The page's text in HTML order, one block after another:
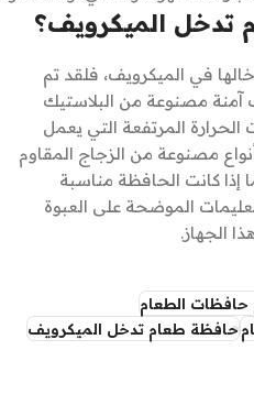
الميكرويف؟
في الميكرويف، فلقد تم
مصنوعة من البلاستيك
المرتفعة التي يعمل
مصنوعة من الزجاج المقاوم
إذا كانت الحافظة مناسبة
الموضحة على العبوة
الجهاز.
حافظات الطعام
حافظة طعام تدخل الميكرويف